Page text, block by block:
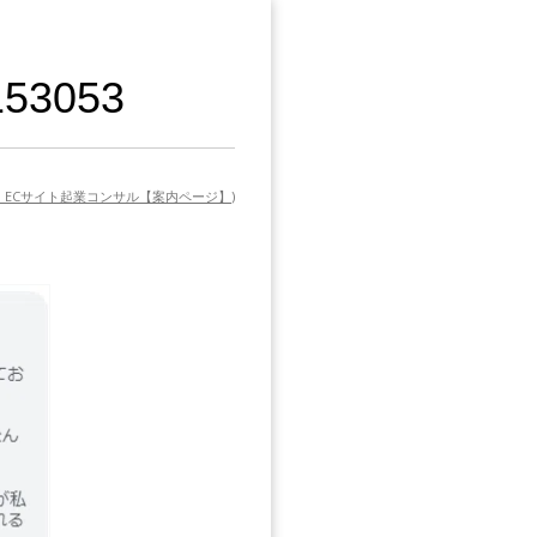
サイト起業コンサル【案内ページ】 )